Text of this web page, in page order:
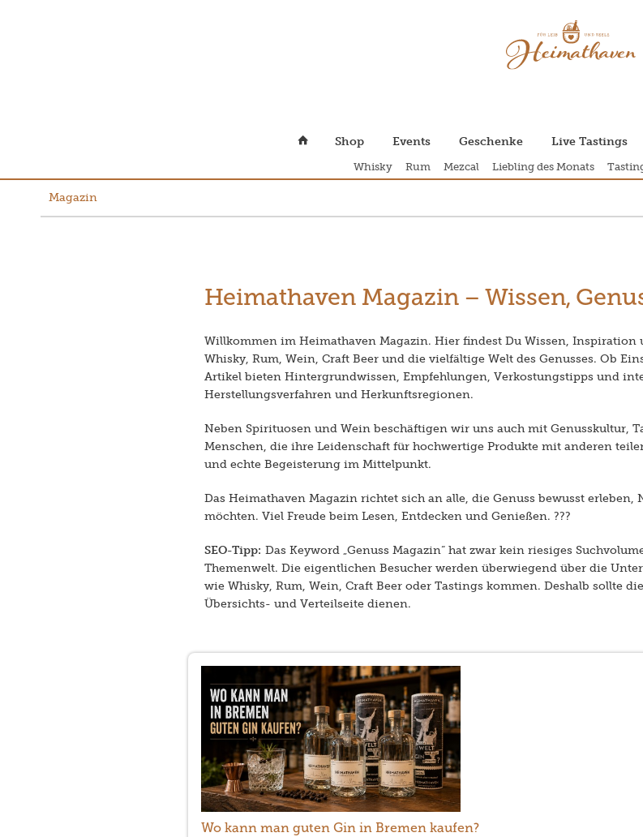
Shop Events Geschenke Live Tastings
Whisky Rum Mezcal Liebling des Monats
Magazin
Heimathaven Magazin – Wissen,
Willkommen im Heimathaven Magazin. Hier findest Du Wissen, Inspiration
Whisky, Rum, Wein, Craft Beer und die vielfältige Welt des Genusses. Ob
Artikel bieten Hintergrundwissen, Empfehlungen, Verkostungstipps und
Herstellungsverfahren und Herkunftsregionen.
Neben Spirituosen und Wein beschäftigen wir uns auch mit Genusskultur,
Menschen, die ihre Leidenschaft für hochwertige Produkte mit anderen
und echte Begeisterung im Mittelpunkt.
Das Heimathaven Magazin richtet sich an alle, die Genuss bewusst
möchten. Viel Freude beim Lesen, Entdecken und Genießen. ???
SEO-Tipp: Das Keyword „Genuss Magazin“ hat zwar kein riesiges
Themenwelt. Die eigentlichen Besucher werden überwiegend über die
wie Whisky, Rum, Wein, Craft Beer oder Tastings kommen. Deshalb sollte
Übersichts- und Verteilseite dienen.
Wo kann man guten Gin in Bremen kaufen?